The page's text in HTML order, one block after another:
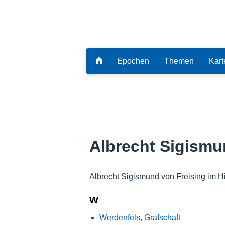
Epochen Themen
Albrecht
Albrecht Sigismund von Freising im
W
Werdenfels, Grafschaft